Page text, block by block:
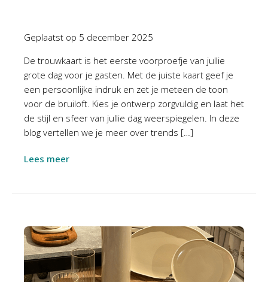
Geplaatst op 5 december 2025
De trouwkaart is het eerste voorproefje van jullie
grote dag voor je gasten. Met de juiste kaart geef je
een persoonlijke indruk en zet je meteen de toon
voor de bruiloft. Kies je ontwerp zorgvuldig en laat het
de stijl en sfeer van jullie dag weerspiegelen. In deze
blog vertellen we je meer over trends […]
Lees meer